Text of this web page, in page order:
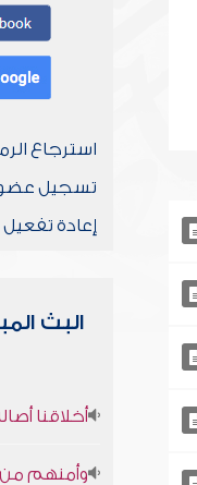
استرجاع
تسجيل
إعادة
البث
أخلاقنا
وأمنهم